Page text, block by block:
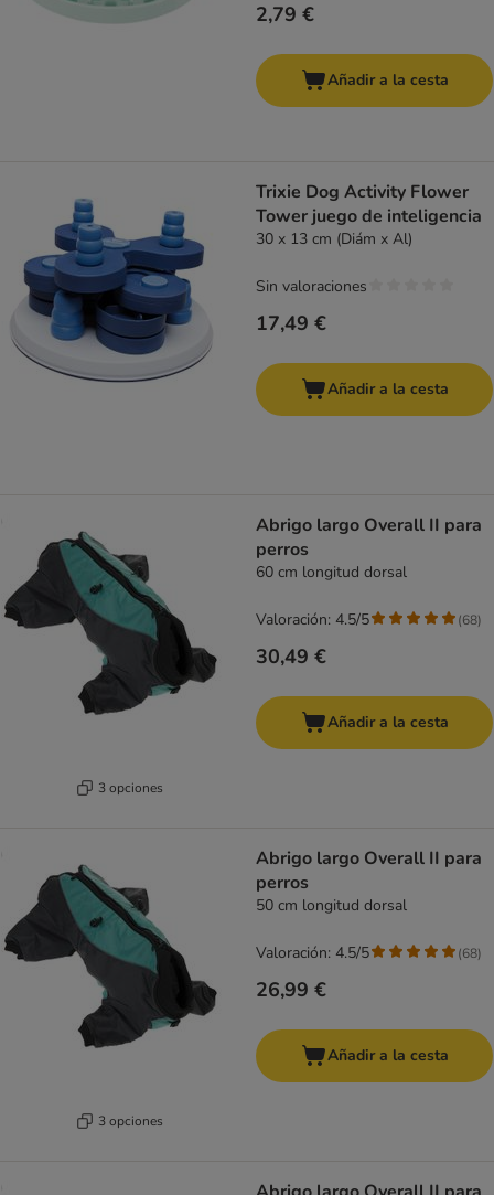
2,79 €
Añadir a la cesta
Trixie Dog Activity Flower
Tower juego de inteligencia
30 x 13 cm (Diám x Al)
17,49 €
Sin valoraciones
Añadir a la cesta
3 opciones
Abrigo largo Overall II para
perros
60 cm longitud dorsal
30,49 €
Valoración: 4.5/5 (68)
Añadir a la cesta
3 opciones
Abrigo largo Overall II para
perros
50 cm longitud dorsal
26,99 €
Valoración: 4.5/5 (68)
Añadir a la cesta